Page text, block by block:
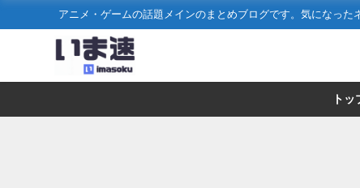
アニメ・ゲームの話題メインのまとめブログです。気になった
ト